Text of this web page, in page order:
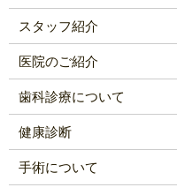
スタッフ紹介
医院のご紹介
歯科診療について
健康診断
手術について